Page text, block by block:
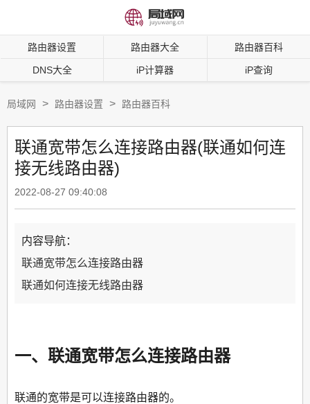
路由器设置 路由器大全 路由器百科
DNS大全 iP计算器 iP查询
局域网 > 路由器设置 > 路由器百科
联通宽带怎么连接路由器(联通如何连
接无线路由器)
2022-08-27 09:40:08
内容导航：
联通宽带怎么连接路由器
联通如何连接无线路由器
一、联通宽带怎么连接路由器
联通的宽带是可以连接路由器的。